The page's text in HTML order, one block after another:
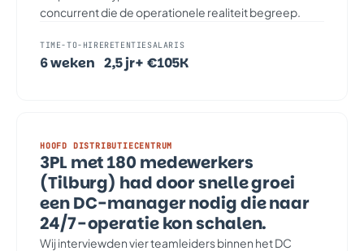
concurrent die de operationele realiteit begreep.
TIME-TO-HIRE
6 weken
RETENTIE
2,5 jr+
SALARIS
€105K
HOOFD DISTRIBUTIECENTRUM
3PL met 180 medewerkers
(Tilburg) had door snelle groei
een DC-manager nodig die naar
24/7-operatie kon schalen.
Wij interviewden vier teamleiders binnen het DC